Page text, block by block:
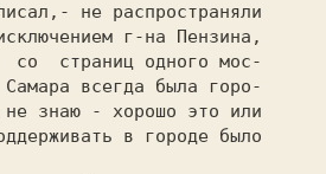
не распространяли
г-на Пензина,
со
страниц одного мос-
всегда была горо-
знаю - хорошо это или
в городе было